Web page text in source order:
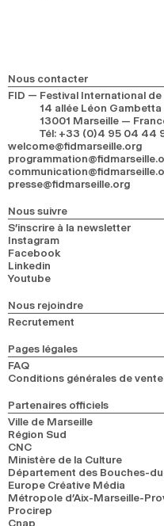
Nous contacter
FID — Festival International
14 allée Léon Gambetta
13001 Marseille —
Tél: +33 (0)4 95 04 44
welcome@fidmarseille.org
presse@fidmarseille.org
Nous suivre
S’inscrire à la newsletter
Instagram
Facebook
Linkedin
Youtube
Nous rejoindre
Recrutement
Pages légales
FAQ
Conditions générales de vente
Partenaires officiels
Ville de Marseille
Région Sud
CNC
Ministère de la Culture
Département des Bouches-
Europe Créative Média
Métropole d’Aix-Marseille-
Procirep
Cnap